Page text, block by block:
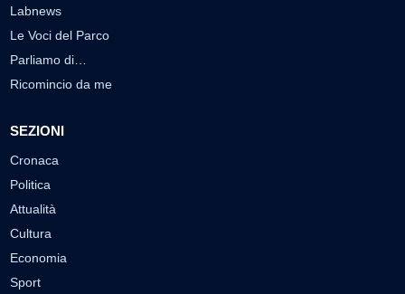
Labnews
Le Voci del Parco
Parliamo di…
Ricomincio da me
SEZIONI
Cronaca
Politica
Attualità
Cultura
Economia
Sport